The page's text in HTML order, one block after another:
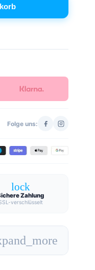
Folge uns:
lock
Zahlung
verschlüsselt